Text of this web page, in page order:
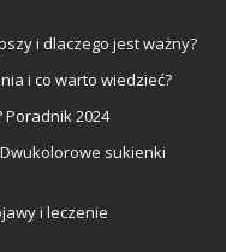
i dlaczego jest ważny?
i co warto wiedzieć?
2024
sukienki
i leczenie